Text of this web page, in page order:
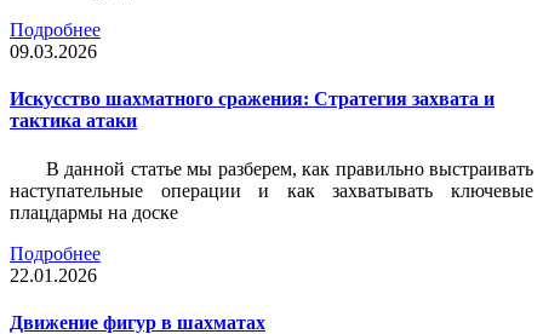
Подробнее
09.03.2026
Искусство шахматного сражения: Стратегия захвата и
тактика атаки
В данной статье мы разберем, как правильно выстраивать
наступательные операции и как захватывать ключевые
плацдармы на доске
Подробнее
22.01.2026
Движение фигур в шахматах